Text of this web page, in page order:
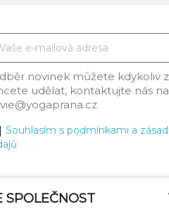
novinek můžete kdykoliv
udělat, kontaktujte nás
Souhlasím s podmínkami a
SPOLEČNOST